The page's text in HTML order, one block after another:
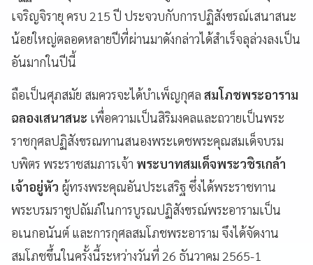
เจริญจิรายุ ครบ 215 ปี ประจวบกับการปฏิสังขรณ์เสนาสนะ
น้อยใหญ่ตลอดหลายปีที่ผ่านมาดังกล่าวได้สำเร็จลุล่วงลงเป็น
อันมากในปีนี้
ถือเป็นศุภสมัย สมควรจะได้บำเพ็ญกุศล สมโภชพระอาราม
ฉลองเสนาสนะ เพื่อความเป็นสิริมงคลและถวายเป็นพระ
ราชกุศลปฏิสังขรณทานสนองพระเดชพระคุณสมเด็จบรม
บพิตร พระราชสมภารเจ้า พระบาทสมเด็จพระวชิรเกล้า
เจ้าอยู่หัว ผู้ทรงพระคุณอันประเสริฐ ซึ่งได้พระราชทาน
พระบรมราชูปถัมภ์ในการบูรณปฏิสังขรณ์พระอารามเป็น
อเนกอนันต์ และการกุศลสมโภชพระอาราม จึงได้จัดงาน
สมโภชขึ้นในครั้งนี้ระหว่างวันที่ 26 ธันวาคม 2565-1